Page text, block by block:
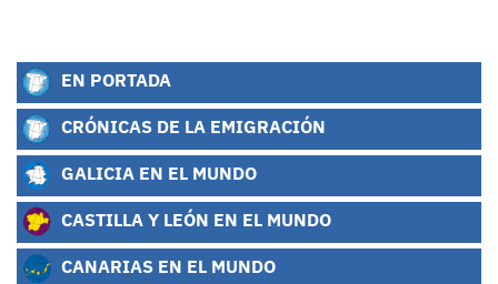
EN PORTADA
CRÓNICAS DE LA EMIGRACIÓN
GALICIA EN EL MUNDO
CASTILLA Y LEÓN EN EL MUNDO
CANARIAS EN EL MUNDO